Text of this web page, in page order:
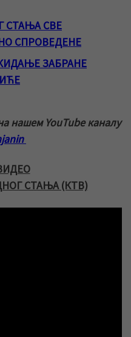
СТАЊА СВЕ
СПРОВЕДЕНЕ
ЗАБРАНЕ
нашем YouTube каналу
СТАЊА (КТВ)